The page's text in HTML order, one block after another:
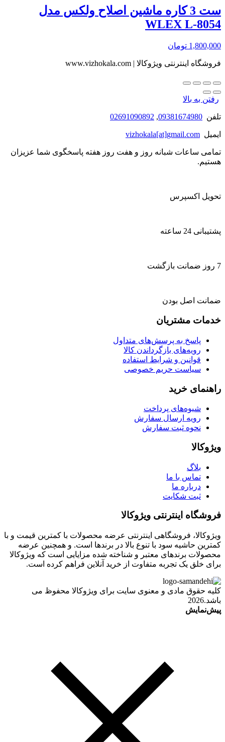
ست 3 کاره ماشین اصلاح ولکس مدل
WLEX L-8054
1,800,000 تومان
فروشگاه اینترنتی ویژوکالا | www.vizhokala.com
رفتن به بالا
تلفن 09381674980
,
02691090892
ایمیل vizhokala[at]gmail.com
تمامی ساعات شبانه روز و هفت روز هفته پاسخگوی شما عزیزان
هستیم.
تحویل اکسپرس
پشتیبانی 24 ساعته
7 روز ضمانت بازگشت
ضمانت اصل بودن
خدمات مشتریان
پاسخ به پرسش‌های متداول
رویه‌های بازگرداندن کالا
قوانین و شرایط استفاده
سیاست حریم خصوصی
راهنمای خرید
شیوه‌های پرداخت
رویه ارسال سفارش
نحوه ثبت سفارش
ویژوکالا
بلاگ
تماس با ما
درباره ما
ثبت شکایت
فروشگاه اینترنتی ویژوکالا
ویژوکالا، فروشگاهی اینترنتی عرضه محصولات با کمترین قیمت و با
کمترین حاشیه سود با تنوع بالا در برندها است. و همچنین عرضه
محصولات برندهای معتبر و شناخته شده مزایایی است که ویژوکالا
برای خلق یک تجربه متفاوت از خرید آنلاین فراهم کرده است.
کلیه حقوق مادی و معنوی سایت برای ویژوکالا محفوظ می
باشد.2026
پیش‌نمایش